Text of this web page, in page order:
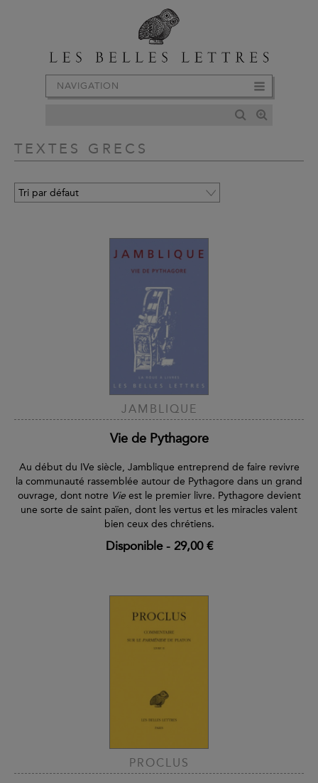
NAVIGATION
TEXTES GRECS
JAMBLIQUE
Vie de Pythagore
Au début du IVe siècle, Jamblique entreprend de faire revivre
la communauté rassemblée autour de Pythagore dans un grand
ouvrage, dont notre Vieest le premier livre. Pythagore devient
une sorte de saint païen, dont les vertus et les miracles valent
bien ceux des chrétiens.
Disponible- 29,00 €
PROCLUS